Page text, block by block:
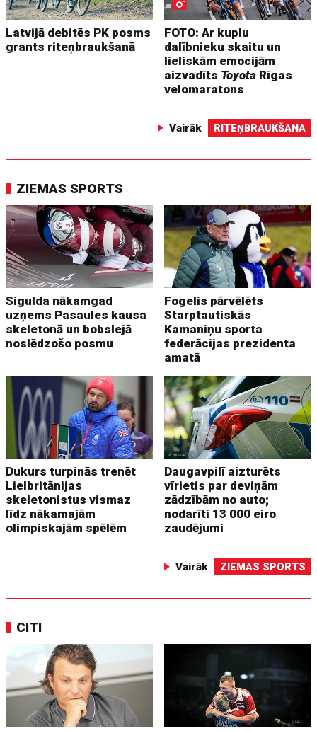
Latvijā debitēs PK posms
grants riteņbraukšanā
FOTO: Ar kuplu
dalībnieku skaitu un
lieliskām emocijām
aizvadīts Toyota Rīgas
velomaratons
Vairāk RITEŅBRAUKŠANA
ZIEMAS SPORTS
Sigulda nākamgad
uzņems Pasaules kausa
skeletonā un bobslejā
noslēdzošo posmu
Fogelis pārvēlēts
Starptautiskās
Kamaniņu sporta
federācijas prezidenta
amatā
Dukurs turpinās trenēt
Lielbritānijas
skeletonistus vismaz
līdz nākamajām
olimpiskajām spēlēm
Daugavpilī aizturēts
vīrietis par deviņām
zādzībām no auto;
nodarīti 13 000 eiro
zaudējumi
Vairāk ZIEMAS SPORTS
CITI